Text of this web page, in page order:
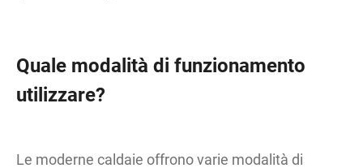
Quale modalità di funzionamento
utilizzare?
Le moderne caldaie offrono varie modalità di